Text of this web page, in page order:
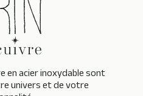
en acier inoxydable sont
univers et de votre